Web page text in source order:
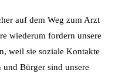
auf dem Weg zum Arzt
wiederum fordern unsere
weil sie soziale Kontakte
Bürger sind unsere